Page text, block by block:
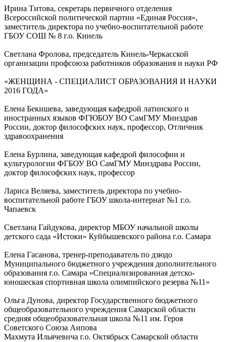
Ирина Титова, секретарь первичного отделения
Всероссийской политической партии «Единая Россия»,
заместитель директора по учебно-воспитательной работе
ГБОУ СОШ № 8 г.о. Кинель
Светлана Фролова, председатель Кинель-Черкасской
организации профсоюза работников образования и науки РФ
«ЖЕНЩИНА - СПЕЦИАЛИСТ ОБРАЗОВАНИЯ И НАУКИ
2016 ГОДА»
Елена Бекишева, заведующая кафедрой латинского и
иностранных языков ФГЮБОУ ВО СамГМУ Минздрав
России, доктор философских наук, профессор, Отличник
здравоохранения
Елена Бурлина, заведующая кафедрой философии и
культурологии ФГБОУ ВО СамГМУ Минздрава России,
доктор философских наук, профессор
Лариса Веляева, заместитель директора по учебно-
воспитательной работе ГБОУ школа-интернат №1 г.о.
Чапаевск
Светлана Гайдукова, директор МБОУ начальной школы
детского сада «Истоки» Куйбышевского района г.о. Самара
Елена Гасанова, тренер-преподаватель по дзюдо
Муниципального бюджетного учреждения дополнительного
образования г.о. Самара «Специализированная детско-
юношеская спортивная школа олимпийского резерва №11»
Ольга Дунова, директор Государственного бюджетного
общеобразовательного учреждения Самарской области
средняя общеобразовательная школа №11 им. Героя
Советского Союза Аипова
Махмута Ильячевича г.о. Октябрьск Самарской области